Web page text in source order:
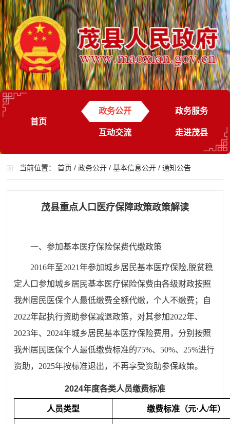
首页
政务公开 政务服务
互动交流 走进茂县
当前位置：首页 /政务公开 /基本信息公开 /通知公告
茂县重点人口医疗保障政策政策解读
一、参加基本医疗保险保费代缴政策
2016年至2021年参加城乡居民基本医疗保险,脱贫稳
定人口参加城乡居民基本医疗保险保费由各级财政按照
我州居民医保个人最低缴费全额代缴，个人不缴费；自
2022年起执行资助参保减退政策，对其参加2022年、
2023年、 2024年城乡居民基本医疗保险费用，分别按照
我州居民医保个人最低缴费标准的75%、 50%、 25%进行
资助， 2025年按标准退出，不再享受资助参保政策。
2024年度各类人员缴费标准
人员类型 缴费标准（元·人/年）